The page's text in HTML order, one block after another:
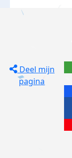
Deel mijn
pagina